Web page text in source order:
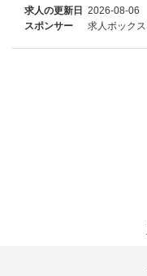
求人の更新日 2026-08-06
スポンサー
求人ボックス